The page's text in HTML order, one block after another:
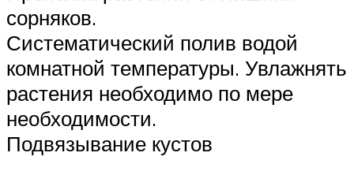
сорняков.
Систематический полив водой
комнатной температуры. Увлажнять
растения необходимо по мере
необходимости.
Подвязывание кустов